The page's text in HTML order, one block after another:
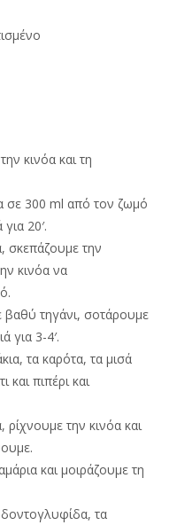
κινόα και τη
σε 300 ml από τον ζωμό
20′.
την
κινόα να
βαθύ τηγάνι, σοτάρουμε
για 3-4′.
τα καρότα, τα μισά
και πιπέρι και
την κινόα και
και μοιράζουμε τη
τα